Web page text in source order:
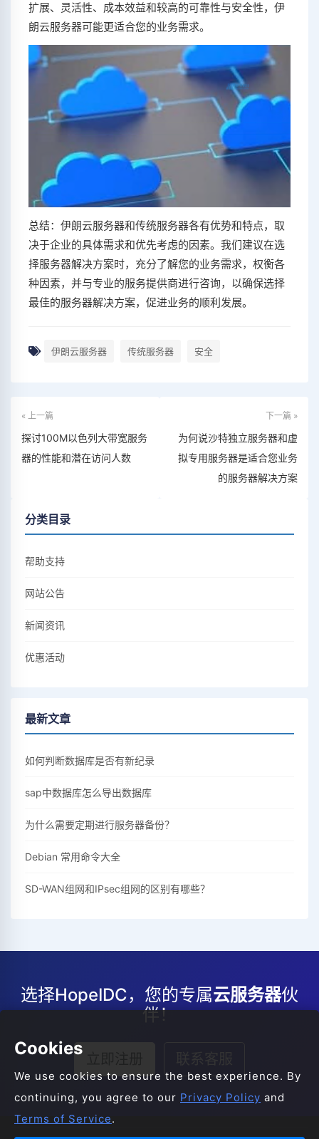
扩展、灵活性、成本效益和较高的可靠性与安全性，伊
朗云服务器可能更适合您的业务需求。
总结：伊朗云服务器和传统服务器各有优势和特点，取
决于企业的具体需求和优先考虑的因素。我们建议在选
择服务器解决方案时，充分了解您的业务需求，权衡各
种因素，并与专业的服务提供商进行咨询，以确保选择
最佳的服务器解决方案，促进业务的顺利发展。
伊朗云服务器 传统服务器 安全
« 上一篇
探讨100M以色列大带宽服务
器的性能和潜在访问人数
下一篇 »
为何说沙特独立服务器和虚
拟专用服务器是适合您业务
的服务器解决方案
分类目录
帮助支持
网站公告
新闻资讯
优惠活动
最新文章
如何判断数据库是否有新纪录
sap中数据库怎么导出数据库
为什么需要定期进行服务器备份？
Debian 常用命令大全
SD-WAN组网和IPsec组网的区别有哪些？
选择HopeIDC，您的专属云服务器伙
伴！
Cookies
We use cookies to ensure the best experience. By
continuing, you agree to our Privacy Policy and
Terms of Service.